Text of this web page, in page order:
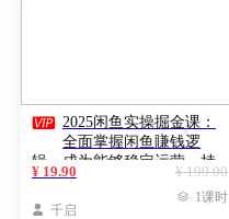
 2025闲鱼实操掘金课：
全面掌握闲鱼賺钱逻
辑，成为能够稳定运营、持
续掘金的全能玩家
¥ 199.00
¥ 19.90
 千启
 1课时